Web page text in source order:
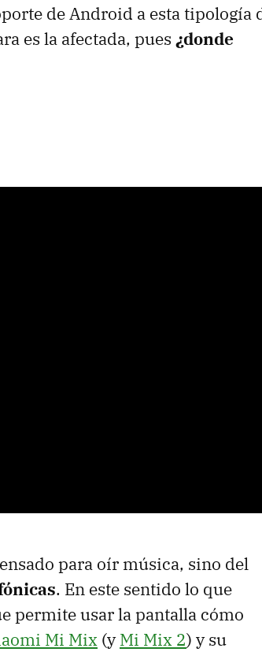
de Android a esta tipología
es la afectada, pues ¿donde
para oír música, sino del
. En este sentido lo que
permite usar la pantalla cómo
Mi Mix (yMi Mix 2) y su